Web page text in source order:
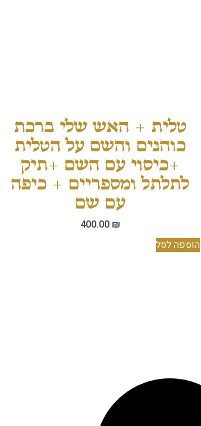
טלית + האש שלי ברכת
כוהנים והשם על הטלית
+כיסוי עם השם +תיק
לתלתל ומספריים + כיפה
עם שם
400.00 ₪
הוספה לסל